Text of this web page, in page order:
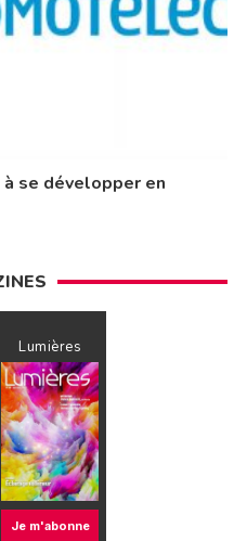
se développer en
Lumières
Je m'abonne